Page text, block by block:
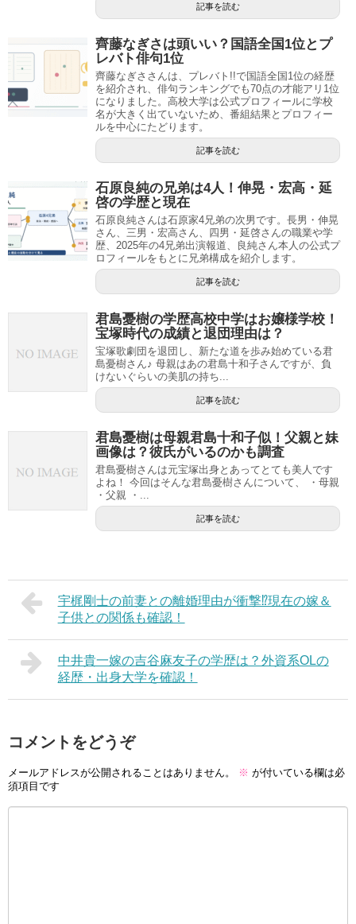
記事を読む
齊藤なぎさは頭いい？国語全国1位とプ
レバト俳句1位
齊藤なぎささんは、プレバト!!で国語全国1位の経歴
を紹介され、俳句ランキングでも70点の才能アリ1位
になりました。高校大学は公式プロフィールに学校
名が大きく出ていないため、番組結果とプロフィー
ルを中心にたどります。
記事を読む
石原良純の兄弟は4人！伸晃・宏高・延
啓の学歴と現在
石原良純さんは石原家4兄弟の次男です。長男・伸晃
さん、三男・宏高さん、四男・延啓さんの職業や学
歴、2025年の4兄弟出演報道、良純さん本人の公式プ
ロフィールをもとに兄弟構成を紹介します。
記事を読む
君島憂樹の学歴高校中学はお嬢様学校！
宝塚時代の成績と退団理由は？
宝塚歌劇団を退団し、新たな道を歩み始めている君
島憂樹さん♪ 母親はあの君島十和子さんですが、負
けないぐらいの美肌の持ち...
記事を読む
君島憂樹は母親君島十和子似！父親と妹
画像は？彼氏がいるのかも調査
君島憂樹さんは元宝塚出身とあってとても美人です
よね！ 今回はそんな君島憂樹さんについて、 ・母親
・父親 ・...
記事を読む
宇梶剛士の前妻との離婚理由が衝撃⁉現在の嫁＆
子供との関係も確認！
中井貴一嫁の吉谷麻友子の学歴は？外資系OLの
経歴・出身大学を確認！
コメントをどうぞ
メールアドレスが公開されることはありません。 ※ が付いている欄は必
須項目です